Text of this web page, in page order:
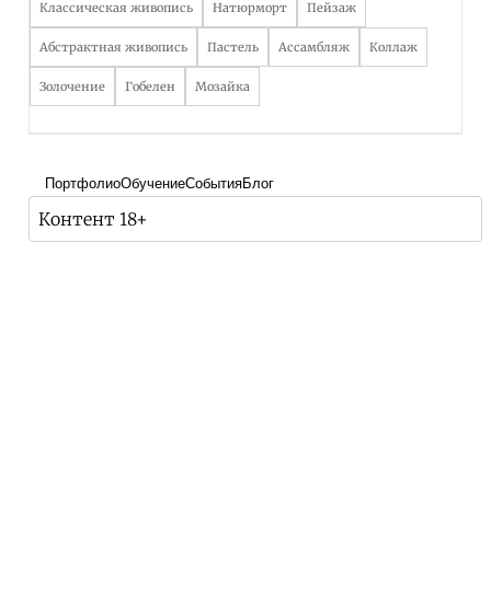
Классическая живопись Натюрморт Пейзаж
Абстрактная живопись Пастель Ассамбляж Коллаж
Золочение Гобелен Мозайка
ПортфолиоОбучениеСобытияБлог
Контент 18+